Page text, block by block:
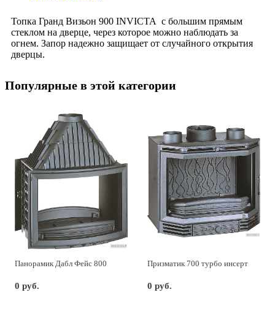
Топка Гранд Визьон 900 INVICTA с большим прямым
стеклом на дверце, через которое можно наблюдать за
огнем. Запор надежно защищает от случайного открытия
дверцы.
Популярные в этой категории
Панорамик Дабл Фейс 800
0 руб.
Призматик 700 турбо инсерт
0 руб.